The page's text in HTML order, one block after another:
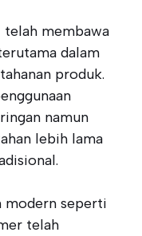
membawa
dalam
produk.
namun
lebih lama
modern seperti
telah